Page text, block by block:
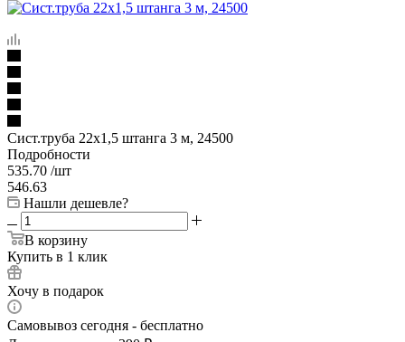
Сист.труба 22x1,5 штанга 3 м, 24500
Подробности
535.70 /шт
546.63
Нашли дешевле?
В корзину
Купить в 1 клик
Хочу в подарок
Самовывоз сегодня - бесплатно